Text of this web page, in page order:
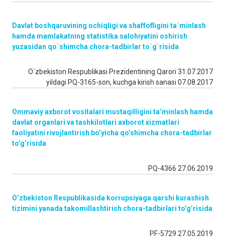
Davlat boshqaruvining ochiqligi va shaffofligini ta`minlash
hamda mamlakatning statistika salohiyatini oshirish
yuzasidan qo`shimcha chora-tadbirlar to`g`risida
O`zbekiston Respublikasi Prezidentining Qarori 31.07.2017
yildagi PQ-3165-son, kuchga kirish sanasi 07.08.2017
Ommaviy axborot vositalari mustaqilligini ta’minlash hamda
davlat organlari va tashkilotlari axborot xizmatlari
faoliyatini rivojlantirish bo’yicha qo’shimcha chora-tadbirlar
to’g’risida
PQ-4366 27.06.2019
O’zbekiston Respublikasida korrupsiyaga qarshi kurashish
tizimini yanada takomillashtirish chora-tadbirlari to’g’risida
PF-5729 27.05.2019